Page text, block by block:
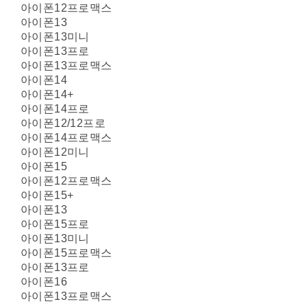
아이폰12프로맥스
아이폰13
아이폰13미니
아이폰13프로
아이폰13프로맥스
아이폰14
아이폰14+
아이폰14프로
아이폰12/12프로
아이폰14프로맥스
아이폰12미니
아이폰15
아이폰12프로맥스
아이폰15+
아이폰13
아이폰15프로
아이폰13미니
아이폰15프로맥스
아이폰13프로
아이폰16
아이폰13프로맥스